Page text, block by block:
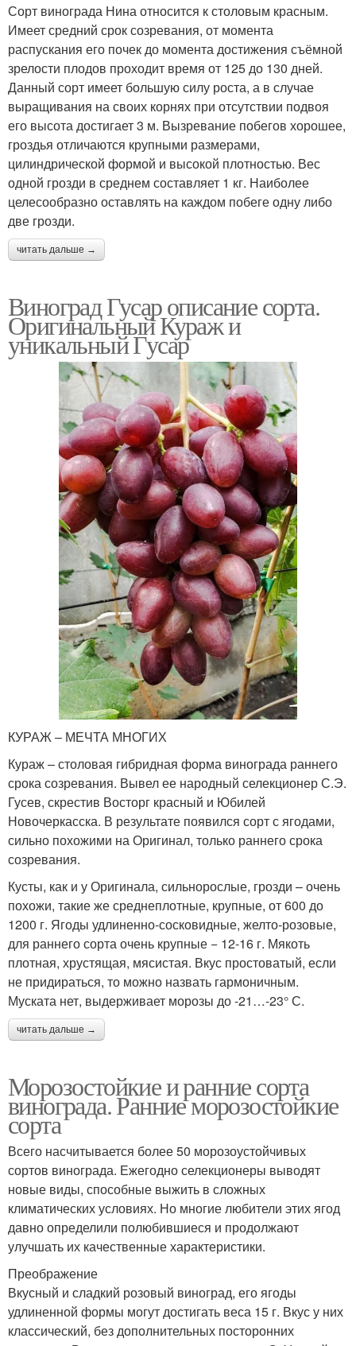
Сорт винограда Нина относится к столовым красным.
Имеет средний срок созревания, от момента
распускания его почек до момента достижения съёмной
зрелости плодов проходит время от 125 до 130 дней.
Данный сорт имеет большую силу роста, а в случае
выращивания на своих корнях при отсутствии подвоя
его высота достигает 3 м. Вызревание побегов хорошее,
гроздья отличаются крупными размерами,
цилиндрической формой и высокой плотностью. Вес
одной грозди в среднем составляет 1 кг. Наиболее
целесообразно оставлять на каждом побеге одну либо
две грозди.
читать дальше →
Виноград Гусар описание сорта.
Оригинальный Кураж и
уникальный Гусар
КУРАЖ – МЕЧТА МНОГИХ
Кураж – столовая гибридная форма винограда раннего
срока созревания. Вывел ее народный селекционер С.Э.
Гусев, скрестив Восторг красный и Юбилей
Новочеркасска. В результате появился сорт с ягодами,
сильно похожими на Оригинал, только раннего срока
созревания.
Кусты, как и у Оригинала, сильнорослые, грозди – очень
похожи, такие же среднеплотные, крупные, от 600 до
1200 г. Ягоды удлиненно-сосковидные, желто-розовые,
для раннего сорта очень крупные − 12-16 г. Мякоть
плотная, хрустящая, мясистая. Вкус простоватый, если
не придираться, то можно назвать гармоничным.
Муската нет, выдерживает морозы до -21…-23° С.
читать дальше →
Морозостойкие и ранние сорта
винограда. Ранние морозостойкие
сорта
Всего насчитывается более 50 морозоустойчивых
сортов винограда. Ежегодно селекционеры выводят
новые виды, способные выжить в сложных
климатических условиях. Но многие любители этих ягод
давно определили полюбившиеся и продолжают
улучшать их качественные характеристики.
Преображение
Вкусный и сладкий розовый виноград, его ягоды
удлиненной формы могут достигать веса 15 г. Вкус у них
классический, без дополнительных посторонних